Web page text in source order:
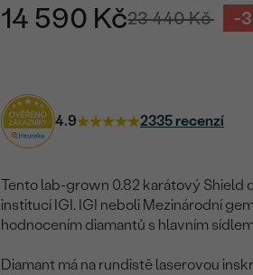
14 590 Kč23 440 Kč -
4.9 2335 recenzí
Tento lab-grown 0.82 karátový Shield
institucí IGI. IGI neboli Mezinárodní
hodnocením diamantů s hlavním
Diamant má na rundistě laserovou